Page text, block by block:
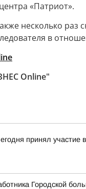
«Патриот».
несколько
в
Online"
принял участие
Городской